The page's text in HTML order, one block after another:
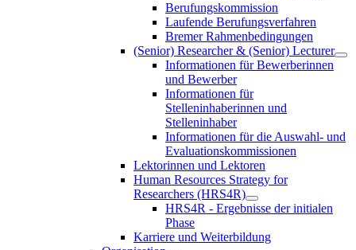
Berufungskommission
Laufende Berufungsverfahren
Bremer Rahmenbedingungen
(Senior) Researcher & (Senior) Lecturer
Informationen für Bewerberinnen
und Bewerber
Informationen für
Stelleninhaberinnen und
Stelleninhaber
Informationen für die Auswahl- und
Evaluationskommissionen
Lektorinnen und Lektoren
Human Resources Strategy for
Researchers (HRS4R)
HRS4R - Ergebnisse der initialen
Phase
Karriere und Weiterbildung